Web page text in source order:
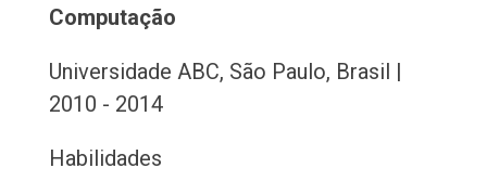
Computação
Universidade ABC, São Paulo, Brasil |
2010 - 2014
Habilidades